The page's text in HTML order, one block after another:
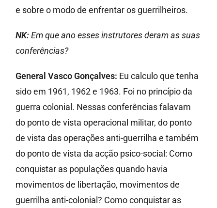
e sobre o modo de enfrentar os guerrilheiros.
NK:Em que ano esses instrutores deram as suas
conferências?
General Vasco Gonçalves: Eu calculo que tenha
sido em 1961, 1962 e 1963. Foi no princípio da
guerra colonial. Nessas conferências falavam
do ponto de vista operacional militar, do ponto
de vista das operações anti-guerrilha e também
do ponto de vista da acção psico-social: Como
conquistar as populações quando havia
movimentos de libertação, movimentos de
guerrilha anti-colonial? Como conquistar as